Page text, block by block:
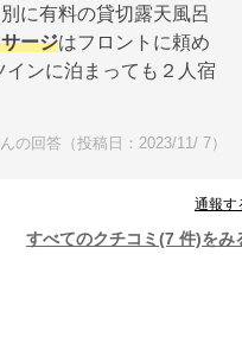
に有料の貸切露天風呂
ージはフロントに頼め
ンに泊まっても２人宿
の回答（投稿日：2023/11/ 7）
通報す
すべてのクチコミ(7 件)をみ